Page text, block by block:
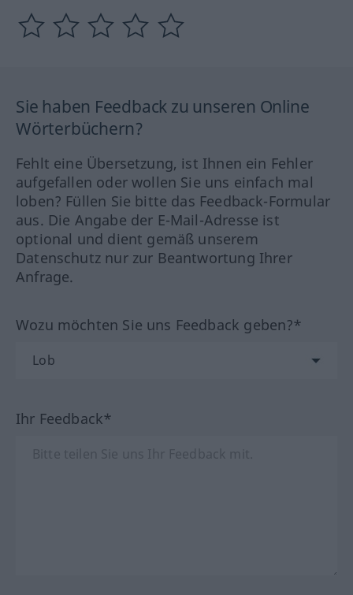
Sie haben Feedback zu unseren Online
Wörterbüchern?
Fehlt eine Übersetzung, ist Ihnen ein Fehler
aufgefallen oder wollen Sie uns einfach mal
loben? Füllen Sie bitte das Feedback-Formular
aus. Die Angabe der E-Mail-Adresse ist
optional und dient gemäß unserem
Datenschutz nur zur Beantwortung Ihrer
Anfrage.
Wozu möchten Sie uns Feedback geben?*
Ihr Feedback*